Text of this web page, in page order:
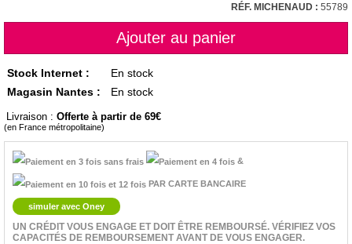
RÉF. MICHENAUD : 55789
Stock Internet :
En stock
Magasin Nantes :
En stock
Livraison : Offerte à partir de 69
(en France métropolitaine)
&
PAR CARTE BANCAIRE
simuler avec Oney
UN CRÉDIT VOUS ENGAGE ET DOIT ÊTRE REMBOURSÉ. VÉRIFIEZ VOS
CAPACITÉS DE REMBOURSEMENT AVANT DE VOUS ENGAGER.